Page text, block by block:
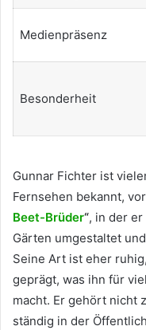
Medienpräsenz
Besonderheit
Gunnar Fichter ist
Fernsehen bekannt,
Beet-Brüder“, in der er
Gärten umgestaltet
Seine Art ist eher
geprägt, was ihn für
macht. Er gehört nicht
ständig in der